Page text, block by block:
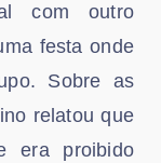
com outro
festa onde
Sobre as
relatou que
era proibido